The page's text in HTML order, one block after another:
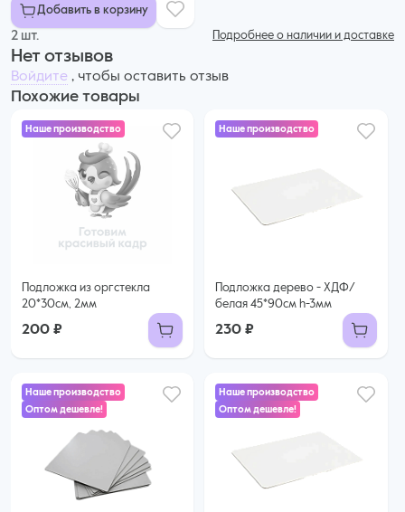
Добавить в корзину
2 шт. Подробнее о наличии и доставке
Нет отзывов
Войдите , чтобы оставить отзыв
Похожие товары
Наше производство
Подложка из оргстекла
20*30см, 2мм
200 ₽
Наше производство
Подложка дерево - ХДФ/
белая 45*90см h-3мм
230 ₽
Наше производство
Оптом дешевле!
54 ₽
44 ₽ за шт. при заказе от 10 шт.
Купить оптом
Наше производство
Оптом дешевле!
51 ₽ за шт. при заказе от 10 шт.
Купить оптом